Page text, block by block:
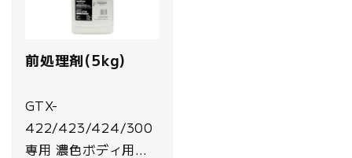
前処理剤(5kg)
GTX-
422/423/424/300
専用 濃色ボディ用前